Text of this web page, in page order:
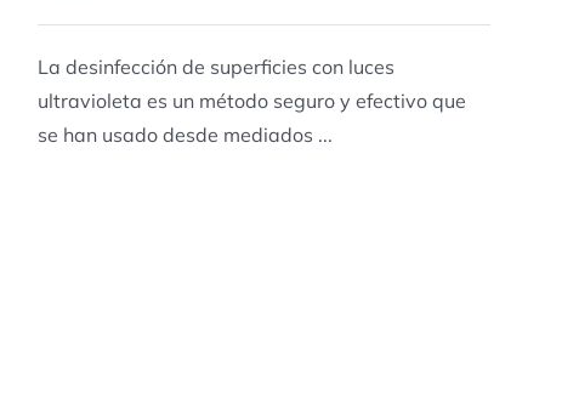
La desinfección de superficies con luces
ultravioleta es un método seguro y efectivo que
se han usado desde mediados ...